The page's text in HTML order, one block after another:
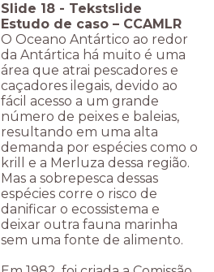
Slide 18 - Tekstslide
Estudo de caso – CCAMLR
O Oceano Antártico ao redor
da Antártica há muito é uma
área que atrai pescadores e
caçadores ilegais, devido ao
fácil acesso a um grande
número de peixes e baleias,
resultando em uma alta
demanda por espécies como o
krill e a Merluza dessa região.
Mas a sobrepesca dessas
espécies corre o risco de
danificar o ecossistema e
deixar outra fauna marinha
sem uma fonte de alimento.